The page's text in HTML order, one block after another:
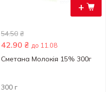
+
54.50 ₴
42.90 ₴ до 11.08
Сметана Молокія 15% 300г
300 г